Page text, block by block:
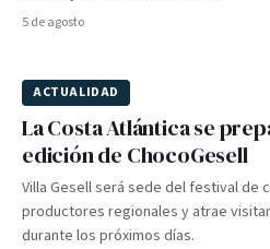
5 de agosto
ACTUALIDAD
La Costa Atlántica se
edición de ChocoGesell
Villa Gesell será sede del festival de
productores regionales y atrae
durante los próximos días.